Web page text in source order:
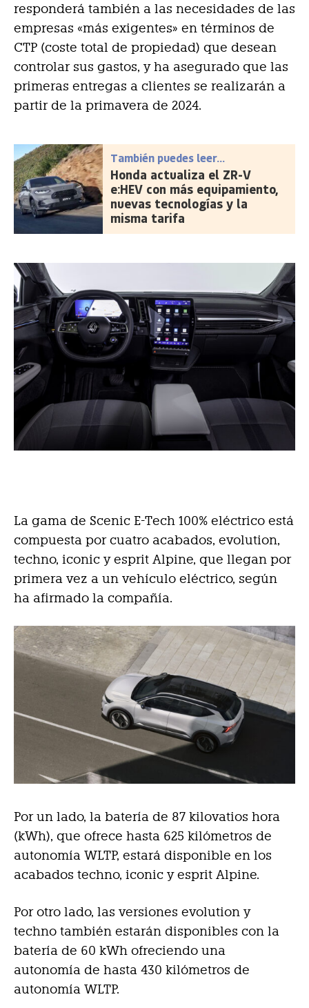
responderá también a las necesidades de las
empresas «más exigentes» en términos de
CTP (coste total de propiedad) que desean
controlar sus gastos, y ha asegurado que las
primeras entregas a clientes se realizarán a
partir de la primavera de 2024.
También puedes leer...
Honda actualiza el ZR-V
e:HEV con más equipamiento,
nuevas tecnologías y la
misma tarifa
La gama de Scenic E-Tech 100% eléctrico está
compuesta por cuatro acabados, evolution,
techno, iconic y esprit Alpine, que llegan por
primera vez a un vehículo eléctrico, según
ha afirmado la compañía.
Por un lado, la batería de 87 kilovatios hora
(kWh), que ofrece hasta 625 kilómetros de
autonomía WLTP, estará disponible en los
acabados techno, iconic y esprit Alpine.
Por otro lado, las versiones evolution y
techno también estarán disponibles con la
batería de 60 kWh ofreciendo una
autonomía de hasta 430 kilómetros de
autonomía WLTP.